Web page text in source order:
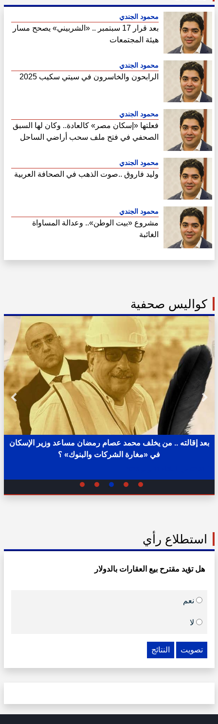
محمود الجندي
بعد قرار 17 سبتمبر .. «الشربيني» يصحح مسار
هيئة المجتمعات
محمود الجندي
الرابحون والخاسرون في سيتي سكيب 2025
محمود الجندي
فعلتها «إسكان مصر» كالعادة.. وكان لها السبق
الصحفي في فتح ملف سحب أراضي الساحل
محمود الجندي
وليد فاروق ..صوت الذهب في الصحافة العربية
محمود الجندي
مشروع «بيت الوطن».. وعدالة المساواة
الغائبة
كواليس صحفية
بعد إقالته .. من يخلف محمد عصام رمضان مساعد وزير الإسكان
في «مغارة الشركات والبنوك» ؟
استطلاع رأي
هل تؤيد مقترح بيع العقارات بالدولار
نعم
لا
تصويت النتائج